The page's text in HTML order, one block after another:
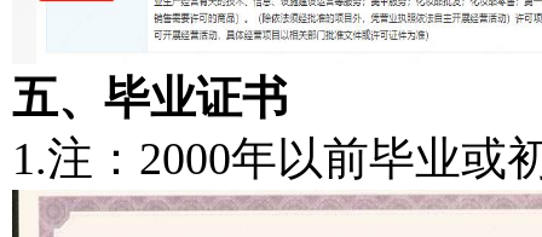
五、毕业证书
1.注：2000年以前毕业或